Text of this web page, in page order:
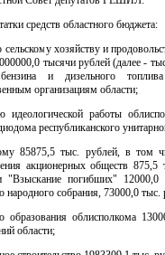
средств областного бюджета:
сельскому хозяйству и
тысячи рублей (далее -
бензина и дизельного
организациям области;
идеологической работы
республиканского
85875,5 тыс. рублей, в том
акционерных обществ
"Взыскание погибших" 12000,0
народного собрания, 73000,0 тыс.
образования облисполкома
области;